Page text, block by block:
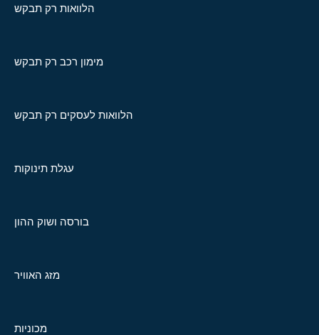
הלוואות רק תבקש
מימון רכב רק תבקש
הלוואות לעסקים רק תבקש
עגלת תינוקות
בורסה ושוק ההון
מזג האוויר
מכוניות